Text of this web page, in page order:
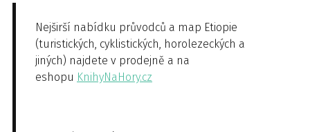
Nejširší nabídku průvodců a map Etiopie
(turistických, cyklistických, horolezeckých a
jiných) najdete v prodejně a na
eshopu KnihyNaHory.cz